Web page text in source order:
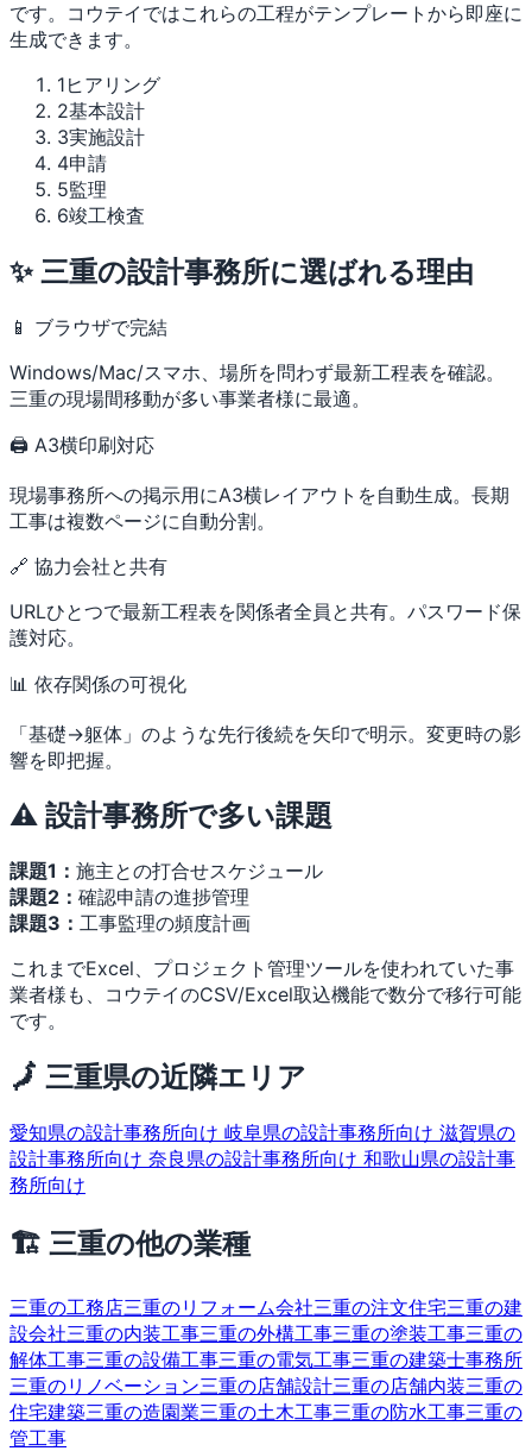
です。コウテイではこれらの工程がテンプレートから即座に
生成できます。
1 ヒアリング
2基本設計
3実施設計
4申請
5監理
6竣工検査
✨ 三重の設計事務所に選ばれる理由
📱 ブラウザで完結
Windows/Mac/スマホ、場所を問わず最新工程表を確認。
三重の現場間移動が多い事業者様に最適。
🖨 A3横印刷対応
現場事務所への掲示用にA3横レイアウトを自動生成。長期
工事は複数ページに自動分割。
🔗 協力会社と共有
URLひとつで最新工程表を関係者全員と共有。パスワード保
護対応。
📊 依存関係の可視化
「基礎→躯体」のような先行後続を矢印で明示。変更時の影
響を即把握。
⚠️ 設計事務所で多い課題
課題1： 施主との打合せスケジュール
課題2： 確認申請の進捗管理
課題3： 工事監理の頻度計画
これまでExcel、プロジェクト管理ツールを使われていた事
業者様も、コウテイのCSV/Excel取込機能で数分で移行可能
です。
🗾 三重県の近隣エリア
愛知県の設計事務所向け 岐阜県の設計事務所向け 滋賀県の
設計事務所向け 奈良県の設計事務所向け 和歌山県の設計事
務所向け
🏗 三重の他の業種
三重の工務店三重のリフォーム会社三重の注文住宅三重の建
設会社三重の内装工事三重の外構工事三重の塗装工事三重の
解体工事三重の設備工事三重の電気工事三重の建築士事務所
三重のリノベーション三重の店舗設計三重の店舗内装三重の
住宅建築三重の造園業三重の土木工事三重の防水工事三重の
管工事